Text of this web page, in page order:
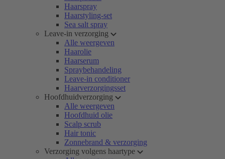
Haarspray
Haarstyling-set
Sea salt spray
Leave-in verzorging
Alle weergeven
Haarolie
Haarserum
Spraybehandeling
Leave-in conditioner
Haarverzorgingsset
Hoofdhuidverzorging
Alle weergeven
Hoofdhuid olie
Scalp scrub
Hair tonic
Zonnebrand & verzorging
Verzorging volgens haartype